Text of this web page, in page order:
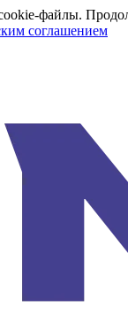
файлы.
соглашением